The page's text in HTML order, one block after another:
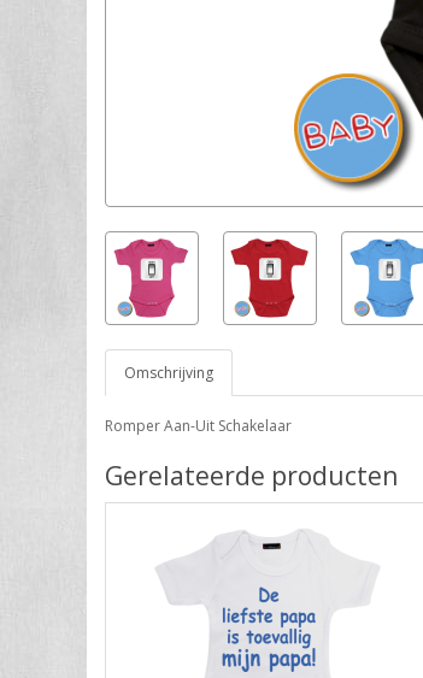
Omschrijving
Romper Aan-Uit Schakelaar
Gerelateerde producten